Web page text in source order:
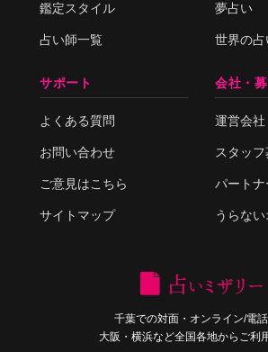
鑑定スタイル
占い師一覧
夢占い
世界の占
サポート
よくある質問
お問い合わせ
ご意見はこちら
サイトマップ
会社・
運営会社
スタッ
パート
うらな
千葉での対面・オンライン/電
大阪・横浜など全国各地からご利